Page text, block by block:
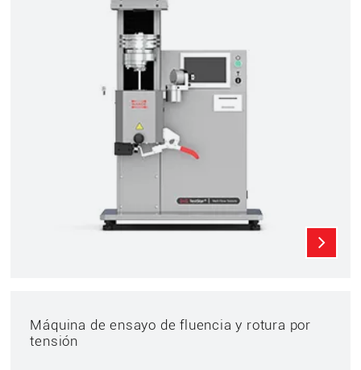
Máquina de ensayo de fluencia y rotura por
tensión